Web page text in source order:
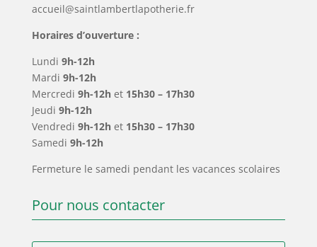
accueil@saintlambertlapotherie.fr
Horaires d’ouverture :
Lundi 9h-12h
Mardi 9h-12h
Mercredi 9h-12h et 15h30 – 17h30
Jeudi 9h-12h
Vendredi 9h-12h et 15h30 – 17h30
Samedi 9h-12h
Fermeture le samedi pendant les vacances scolaires
Pour nous contacter